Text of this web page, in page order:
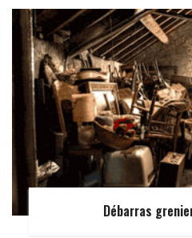
Débarras